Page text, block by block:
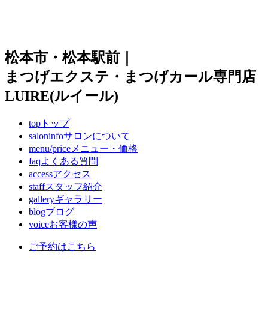
松本市・松本駅前｜
まつげエクステ・まつげカール専門店
LUIRE(ルイール)
top トップ
saloninfoサロンについて
menu/price メニュー・価格
faqよくある質問
accessアクセス
staffスタッフ紹介
galleryギャラリー
blogブログ
voiceお客様の声
ご予約はこちら